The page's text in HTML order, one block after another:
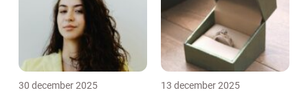
30 december 2025 13 december 2025